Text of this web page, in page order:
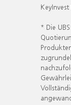
* Die